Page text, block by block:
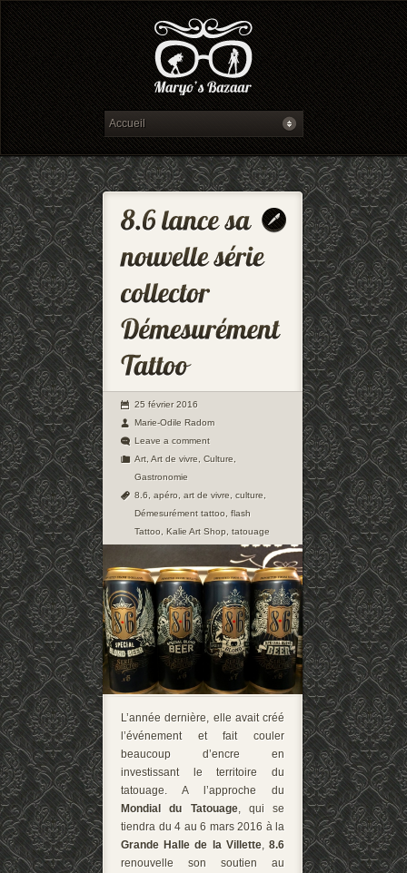
25 février 2016
Marie-Odile Radom
Leave a comment
Art Art de vivre Culture
Gastronomie
8.6
apéro art de vivre culture
Démesurément tattoo
flash
Tattoo
Kalie Art Shop tatouage
L’année dernière, elle avait créé
l’événement et fait couler
beaucoup d’encre en
investissant le territoire du
tatouage. A l’approche du
Mondial du Tatouage, qui se
tiendra du 4 au 6 mars 2016 à la
Grande Halle de la Villette,8.6
renouvelle son soutien au